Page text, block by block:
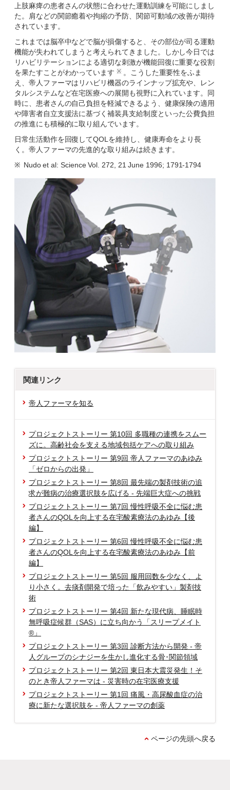
上肢麻痺の患者さんの状態に合わせた運動訓練を可能にしまし
た。肩などの関節癒着や拘縮の予防、関節可動域の改善が期待
されています。
これまでは脳卒中などで脳が損傷すると、その部位が司る運動
機能が失われてしまうと考えられてきました。しかし今日では
リハビリテーションによる適切な刺激が機能回復に重要な役割
を果たすことがわかっています ※ 。こうした重要性をふま
え、帝人ファーマはリハビリ機器のラインナップ拡充や、レン
タルシステムなど在宅医療への展開も視野に入れています。同
時に、患者さんの自己負担を軽減できるよう、健康保険の適用
や障害者自立支援法に基づく補装具支給制度といった公費負担
の推進にも積極的に取り組んでいます。
日常生活動作を回復してQOLを維持し、健康寿命をより長
く。帝人ファーマの先進的な取り組みは続きます。
※ Nudo et al: Science Vol. 272, 21 June 1996; 1791-1794
関連リンク
帝人ファーマを知る
プロジェクトストーリー 第10回 多職種の連携をスムー
ズに。高齢社会を支える地域包括ケアへの取り組み
プロジェクトストーリー 第9回 帝人ファーマのあゆみ
「ゼロからの出発」
プロジェクトストーリー 第8回 最先端の製剤技術の追
求が難病の治療選択肢を広げる - 先端巨大症への挑戦
プロジェクトストーリー 第7回 慢性呼吸不全に悩む患
者さんのQOLを向上する在宅酸素療法のあゆみ【後
編】
プロジェクトストーリー 第6回 慢性呼吸不全に悩む患
者さんのQOLを向上する在宅酸素療法のあゆみ【前
編】
プロジェクトストーリー 第5回 服用回数を少なく、よ
り小さく。去痰剤開発で培った「飲みやすい」製剤技
術
プロジェクトストーリー 第4回 新たな現代病、睡眠時
無呼吸症候群（SAS）に立ち向かう「スリープメイト
®」
プロジェクトストーリー 第3回 診断方法から開発 - 帝
人グループのシナジーを生かし進化する骨･関節領域
プロジェクトストーリー 第2回 東日本大震災発生！そ
のとき帝人ファーマは - 災害時の在宅医療支援
プロジェクトストーリー 第1回 痛風・高尿酸血症の治
療に新たな選択肢を - 帝人ファーマの創薬
ページの先頭へ戻る